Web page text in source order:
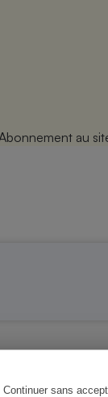
Continuer sans